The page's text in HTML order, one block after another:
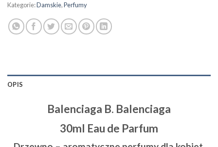
Kategorie:Damskie,Perfumy
OPIS
Balenciaga B. Balenciaga
30ml Eau de Parfum